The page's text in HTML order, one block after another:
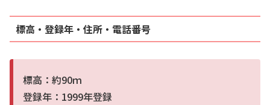
標高・登録年・住所・電話番号
標高：約90ｍ
登録年：1999年登録